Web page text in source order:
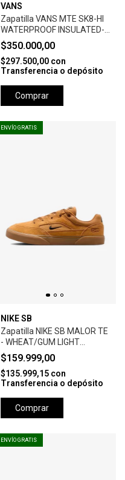
VANS
Zapatilla VANS MTE SK8-HI
WATERPROOF INSULATED-
VERDE
$350.000,00
$297.500,00 con
Transferencia o depósito
Comprar
ENVÍO GRATIS
NIKE SB
Zapatilla NIKE SB MALOR TE
- WHEAT/GUM LIGHT
BROWN
$159.999,00
$135.999,15 con
Transferencia o depósito
Comprar
ENVÍO GRATIS